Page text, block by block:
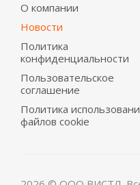
О компании
Новости
Политика
конфиденциальности
Пользовательское
соглашение
Политика
файлов cookie